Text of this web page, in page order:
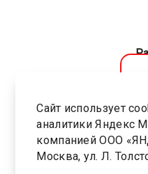
Соглашение на
Сайт использует
аналитики Яндекс
компанией ООО
Москва, ул. Л.